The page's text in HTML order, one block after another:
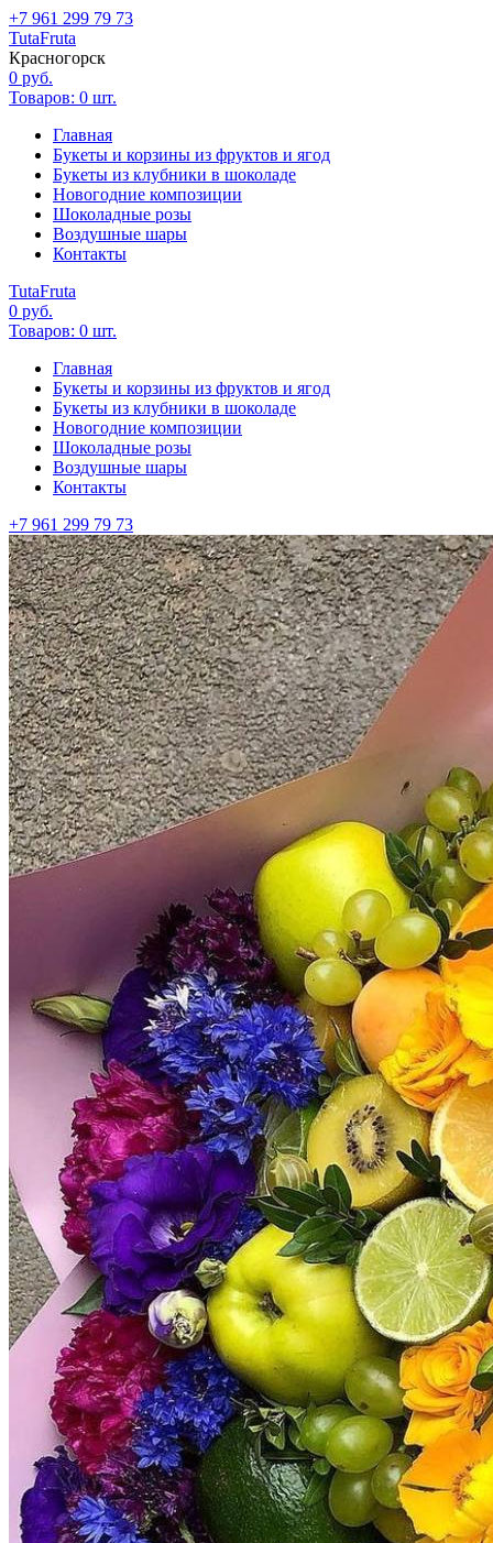
+7 961 299 79 73
TutaFruta
Красногорск
0 руб.
Товаров: 0 шт.
Главная
Букеты и корзины из фруктов и ягод
Букеты из клубники в шоколаде
Новогодние композиции
Шоколадные розы
Воздушные шары
Контакты
TutaFruta
0 руб.
Товаров: 0 шт.
Главная
Букеты и корзины из фруктов и ягод
Букеты из клубники в шоколаде
Новогодние композиции
Шоколадные розы
Воздушные шары
Контакты
+7 961 299 79 73